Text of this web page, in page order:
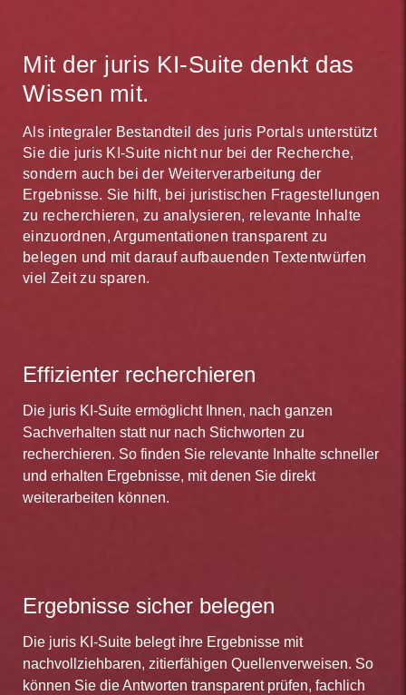
Mit der juris KI-Suite denkt das
Wissen mit.
Als integraler Bestandteil des juris Portals unterstützt
Sie die juris KI-Suite nicht nur bei der Recherche,
sondern auch bei der Weiterverarbeitung der
Ergebnisse. Sie hilft, bei juristischen Fragestellungen
zu recherchieren, zu analysieren, relevante Inhalte
einzuordnen, Argumentationen transparent zu
belegen und mit darauf aufbauenden Textentwürfen
viel Zeit zu sparen.
Effizienter recherchieren
Die juris KI-Suite ermöglicht Ihnen, nach ganzen
Sachverhalten statt nur nach Stichworten zu
recherchieren. So finden Sie relevante Inhalte schneller
und erhalten Ergebnisse, mit denen Sie direkt
weiterarbeiten können.
Ergebnisse sicher belegen
Die juris KI-Suite belegt ihre Ergebnisse mit
nachvollziehbaren, zitierfähigen Quellenverweisen. So
können Sie die Antworten transparent prüfen, fachlich